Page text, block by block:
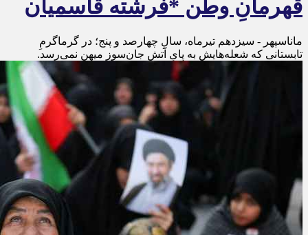
قهرمانِ وطن *فرشته قاسمیان
ماناسپهر - سیزدهم تیرماه، سالِ چهارصد و پنج؛ در گرماگرمِ
تابستانی که شعله‌هایش به پایِ آتشِ جان‌سوزِ میهن نمی‌رسد.